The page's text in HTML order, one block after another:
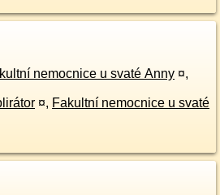
nemocnice u svaté Anny ¤,
¤, Fakultní nemocnice u svaté